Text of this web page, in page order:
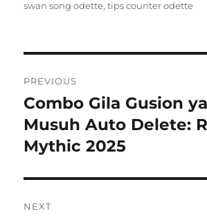
swan song odette,tips counter odette
pos
PREVIOUS
Previous
post:
Combo Gila Gusion
Musuh Auto Delete:
Mythic 2025
NEXT